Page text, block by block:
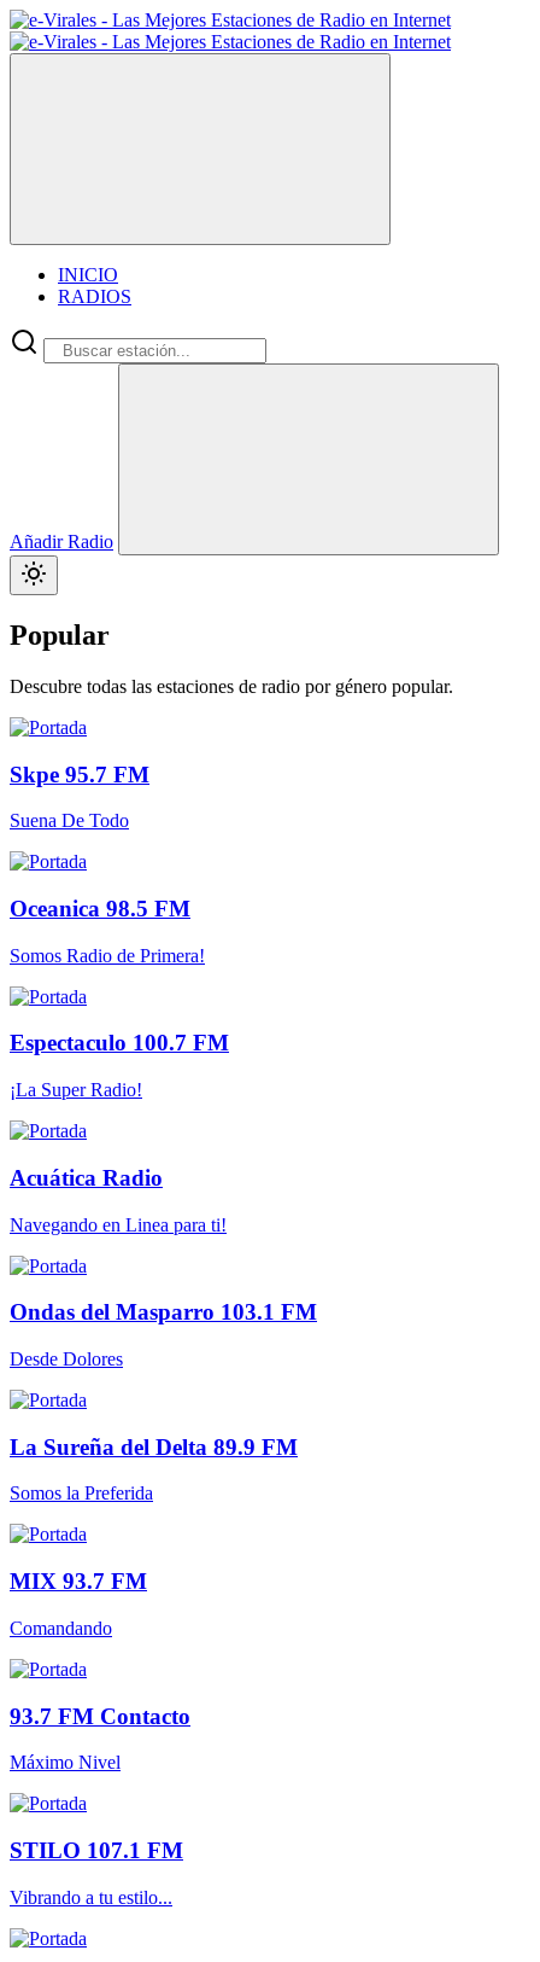
INICIO
RADIOS
Añadir Radio
Popular
Descubre todas las estaciones de radio por género popular.
Skpe 95.7 FM
Suena De Todo
Oceanica 98.5 FM
Somos Radio de Primera!
Espectaculo 100.7 FM
¡La Super Radio!
Acuática Radio
Navegando en Linea para ti!
Ondas del Masparro 103.1 FM
Desde Dolores
La Sureña del Delta 89.9 FM
Somos la Preferida
MIX 93.7 FM
Comandando
93.7 FM Contacto
Máximo Nivel
STILO 107.1 FM
Vibrando a tu estilo...